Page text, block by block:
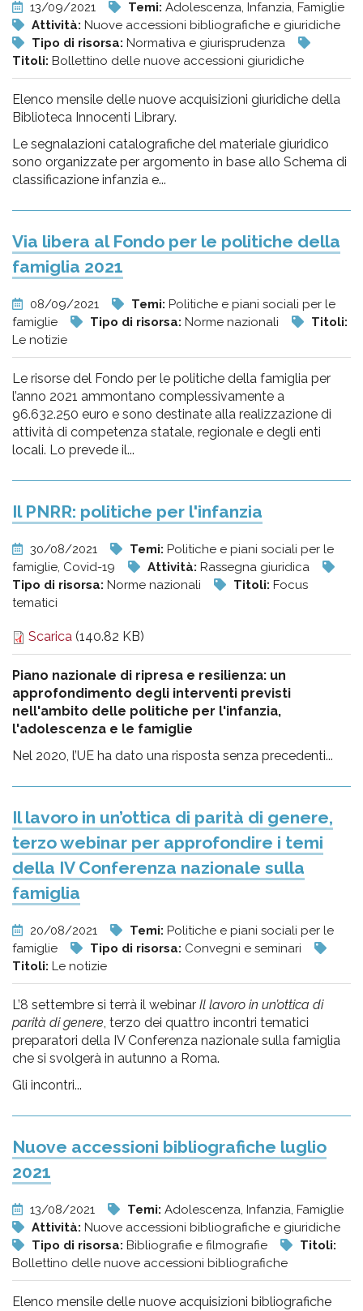
13/09/2021 Temi: Adolescenza, Infanzia, Famiglie
Attività: Nuove accessioni bibliografiche e giuridiche
Tipo di risorsa: Normativa e giurisprudenza
Titoli: Bollettino delle nuove accessioni giuridiche
Elenco mensile delle nuove acquisizioni giuridiche della
Biblioteca Innocenti Library.
Le segnalazioni catalografiche del materiale giuridico
sono organizzate per argomento in base allo Schema di
classificazione infanzia e...
Via libera al Fondo per le politiche della
famiglia 2021
08/09/2021 Temi: Politiche e piani sociali per le
famiglie
Tipo di risorsa: Norme nazionali
Titoli:
Le notizie
Le risorse del Fondo per le politiche della famiglia per
l’anno 2021 ammontano complessivamente a
96.632.250 euro e sono destinate alla realizzazione di
attività di competenza statale, regionale e degli enti
locali. Lo prevede il...
Il PNRR: politiche per l'infanzia
30/08/2021 Temi: Politiche e piani sociali per le
famiglie, Covid-19
Attività: Rassegna giuridica
Tipo di risorsa: Norme nazionali Titoli: Focus
tematici
Scarica (140.82 KB)
Piano nazionale di ripresa e resilienza: un
approfondimento degli interventi previsti
nell'ambito delle politiche per l'infanzia,
l'adolescenza e le famiglie
Nel 2020, l’UE ha dato una risposta senza precedenti...
Il lavoro in un’ottica di parità di genere,
terzo webinar per approfondire i temi
della IV Conferenza nazionale sulla
famiglia
20/08/2021 Temi: Politiche e piani sociali per le
famiglie
Tipo di risorsa: Convegni e seminari
Titoli: Le notizie
L’8 settembre si terrà il webinar Il lavoro in un’ottica di
parità di genere, terzo dei quattro incontri tematici
preparatori della IV Conferenza nazionale sulla famiglia
che si svolgerà in autunno a Roma.
Gli incontri...
Nuove accessioni bibliografiche luglio
2021
13/08/2021 Temi: Adolescenza, Infanzia, Famiglie
Attività: Nuove accessioni bibliografiche e giuridiche
Tipo di risorsa: Bibliografie e filmografie
Titoli:
Bollettino delle nuove accessioni bibliografiche
Elenco mensile delle nuove acquisizioni bibliografiche